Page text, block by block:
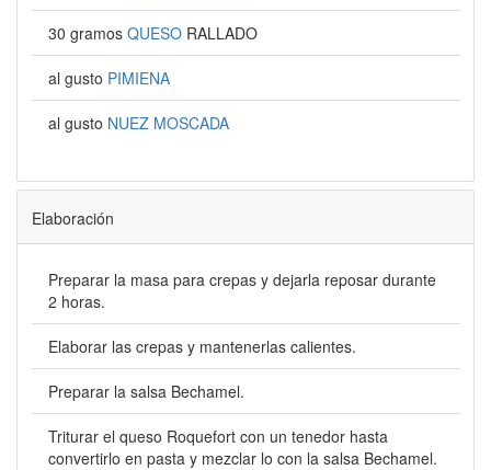
30 gramos QUESO RALLADO
al gusto PIMIENA
al gusto NUEZ MOSCADA
Elaboración
Preparar la masa para crepas y dejarla reposar durante
2 horas.
Elaborar las crepas y mantenerlas calientes.
Preparar la salsa Bechamel.
Triturar el queso Roquefort con un tenedor hasta
convertirlo en pasta y mezclar lo con la salsa Bechamel.